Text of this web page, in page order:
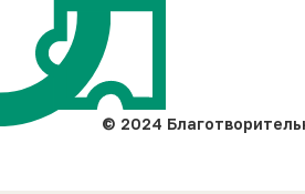
© 2024